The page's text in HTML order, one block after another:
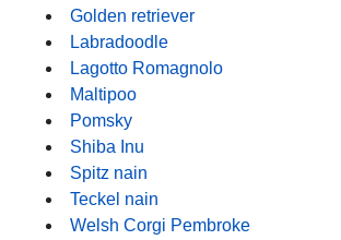
Golden retriever
Labradoodle
Lagotto Romagnolo
Maltipoo
Pomsky
Shiba Inu
Spitz nain
Teckel nain
Welsh Corgi Pembroke